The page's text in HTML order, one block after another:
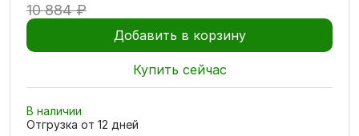
10 884 ₽
Добавить в корзину
Купить сейчас
В наличии
Отгрузка от 12 дней